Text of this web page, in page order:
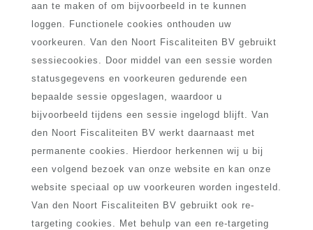
aan te maken of om bijvoorbeeld in te kunnen
loggen. Functionele cookies onthouden uw
voorkeuren. Van den Noort Fiscaliteiten BV gebruikt
sessiecookies. Door middel van een sessie worden
statusgegevens en voorkeuren gedurende een
bepaalde sessie opgeslagen, waardoor u
bijvoorbeeld tijdens een sessie ingelogd blijft. Van
den Noort Fiscaliteiten BV werkt daarnaast met
permanente cookies. Hierdoor herkennen wij u bij
een volgend bezoek van onze website en kan onze
website speciaal op uw voorkeuren worden ingesteld.
Van den Noort Fiscaliteiten BV gebruikt ook re-
targeting cookies. Met behulp van een re-targeting